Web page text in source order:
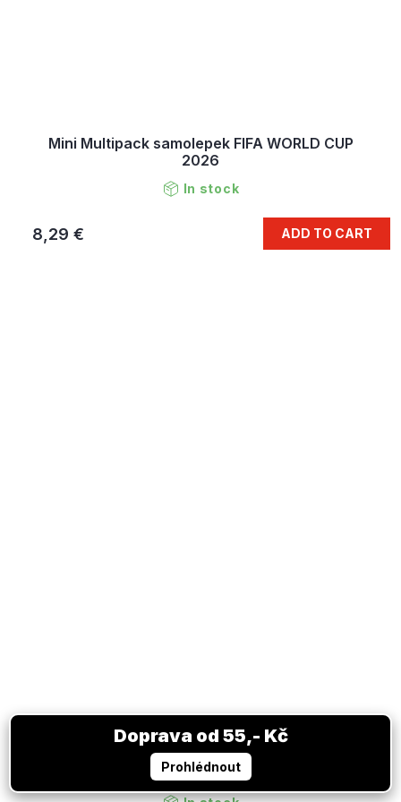
Mini Multipack samolepek FIFA WORLD CUP
2026
In stock
8,29 € ADD TO CART
XXL blister karet FIFA WORLD CUP 2026